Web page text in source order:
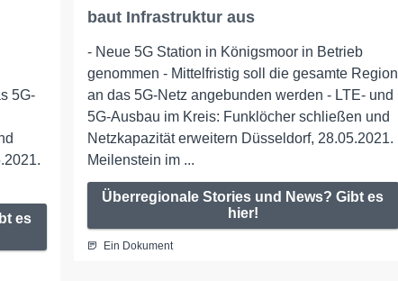
5G-
es
baut Infrastruktur aus
- Neue 5G Station in Königsmoor in Betrieb
genommen - Mittelfristig soll die gesamte Region
an das 5G-Netz angebunden werden - LTE- und
5G-Ausbau im Kreis: Funklöcher schließen und
Netzkapazität erweitern Düsseldorf, 28.05.2021.
Meilenstein im ...
Überregionale Stories und News? Gibt es
hier!
Ein Dokument